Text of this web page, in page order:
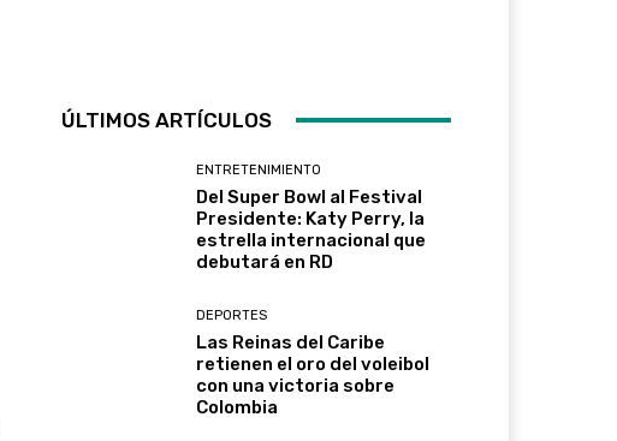
ÚLTIMOS ARTÍCULOS
ENTRETENIMIENTO
Del Super Bowl al Festival
Presidente: Katy Perry, la
estrella internacional que
debutará en RD
DEPORTES
Las Reinas del Caribe
retienen el oro del voleibol
con una victoria sobre
Colombia